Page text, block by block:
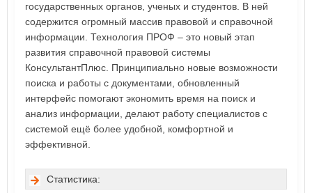
государственных органов, ученых и студентов. В ней
содержится огромный массив правовой и справочной
информации. Технология ПРОФ – это новый этап
развития справочной правовой системы
КонсультантПлюс. Принципиально новые возможности
поиска и работы с документами, обновленный
интерфейс помогают экономить время на поиск и
анализ информации, делают работу специалистов с
системой ещё более удобной, комфортной и
эффективной.
Статистика: